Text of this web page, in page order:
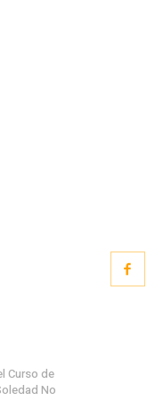
Curso de
No